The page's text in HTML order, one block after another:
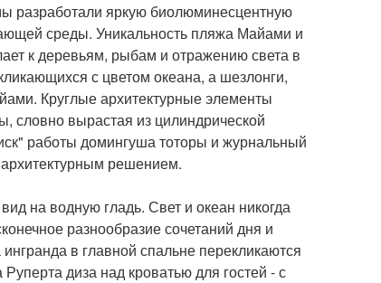
разработали яркую биолюминесцентную
среды. Уникальность пляжа Майами и
к деревьям, рыбам и отражению света в
с цветом океана, а шезлонги,
Круглые архитектурные элементы
словно вырастая из цилиндрической
работы домингуша тоторы и журнальный
решением.
на водную гладь. Свет и океан никогда
разнообразие сочетаний дня и
в главной спальне перекликаются
диза над кроватью для гостей - с